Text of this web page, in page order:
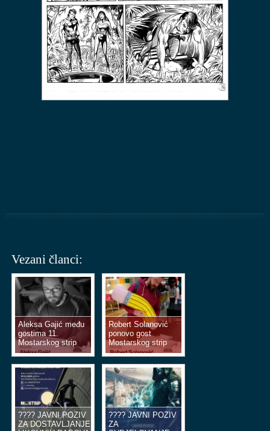
Vezani članci:
Aleksa Gajić među
gostima 11.
Mostarskog strip
vikenda
Robert Solanović
ponovo gost
Mostarskog strip
vikenda
???? JAVNI POZIV
ZA DOSTAVLJANJE
???? JAVNI POZIV
ZA